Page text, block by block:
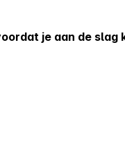
je aan de slag